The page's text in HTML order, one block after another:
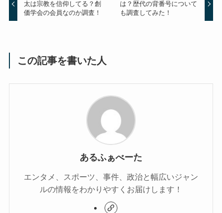
太は宗教を信仰してる？創
価学会の会員なのか調査！
は？歴代の背番号について
も調査してみた！
この記事を書いた人
あるふぁべーた
エンタメ、スポーツ、事件、政治と幅広いジャン
ルの情報をわかりやすくお届けします！